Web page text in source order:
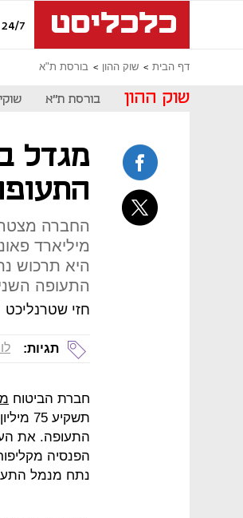
24/7
דף הבית שוק ההון בורסת ת"א
שוק ההון בורסת ת"א
מגדל
התעופה
חזי שטרנליכט
תגיות:
חברת הביטוח
נתח מנמל התעופה